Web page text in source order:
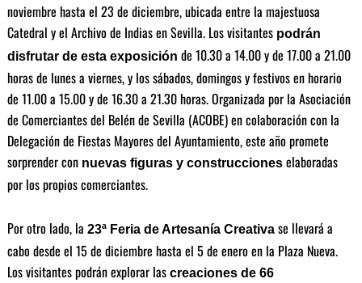
noviembre hasta el 23 de diciembre, ubicada entre la majestuosa
Catedral y el Archivo de Indias en Sevilla. Los visitantespodrán
disfrutar de esta exposición de 10.30 a 14.00 y de 17.00 a 21.00
horas de lunes a viernes, y los sábados, domingos y festivos en horario
de 11.00 a 15.00 y de 16.30 a 21.30 horas. Organizada por la Asociación
de Comerciantes del Belén de Sevilla (ACOBE) en colaboración con la
Delegación de Fiestas Mayores del Ayuntamiento, este año promete
sorprender con nuevas figuras y construccioneselaboradas
por los propios comerciantes.
Por otro lado, la 23ª Feria de Artesanía Creativase llevará a
cabo desde el 15 de diciembre hasta el 5 de enero en la Plaza Nueva.
Los visitantes podrán explorar las creaciones de 66